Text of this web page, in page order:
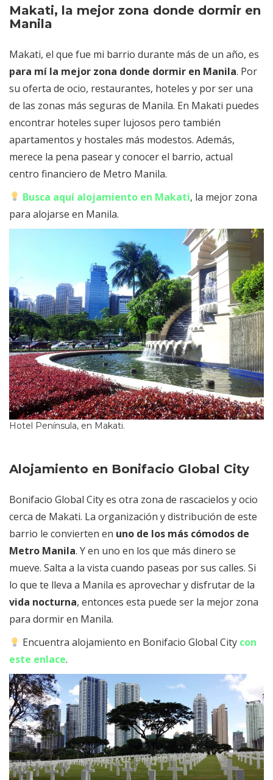
Makati, la mejor zona donde dormir en
Manila
Makati, el que fue mi barrio durante más de un año, es
para mí la mejor zona donde dormir en Manila. Por
su oferta de ocio, restaurantes, hoteles y por ser una
de las zonas más seguras de Manila. En Makati puedes
encontrar hoteles super lujosos pero también
apartamentos y hostales más modestos. Además,
merece la pena pasear y conocer el barrio, actual
centro financiero de Metro Manila.
Busca aquí alojamiento en Makati, la mejor zona
para alojarse en Manila.
Hotel Península, en Makati.
Alojamiento en Bonifacio Global City
Bonifacio Global City es otra zona de rascacielos y ocio
cerca de Makati. La organización y distribución de este
barrio le convierten en uno de los más cómodos de
Metro Manila. Y en uno en los que más dinero se
mueve. Salta a la vista cuando paseas por sus calles. Si
lo que te lleva a Manila es aprovechar y disfrutar de la
vida nocturna, entonces esta puede ser la mejor zona
para dormir en Manila.
Encuentra alojamiento en Bonifacio Global City con
este enlace.